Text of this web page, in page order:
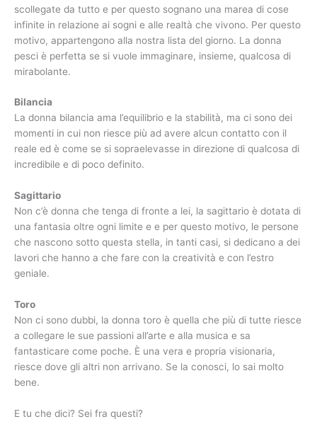
scollegate da tutto e per questo sognano una marea di cose
infinite in relazione ai sogni e alle realtà che vivono. Per questo
motivo, appartengono alla nostra lista del giorno. La donna
pesci è perfetta se si vuole immaginare, insieme, qualcosa di
mirabolante.
Bilancia
La donna bilancia ama l’equilibrio e la stabilità, ma ci sono dei
momenti in cui non riesce più ad avere alcun contatto con il
reale ed è come se si sopraelevasse in direzione di qualcosa di
incredibile e di poco definito.
Sagittario
Non c’è donna che tenga di fronte a lei, la sagittario è dotata di
una fantasia oltre ogni limite e e per questo motivo, le persone
che nascono sotto questa stella, in tanti casi, si dedicano a dei
lavori che hanno a che fare con la creatività e con l’estro
geniale.
Toro
Non ci sono dubbi, la donna toro è quella che più di tutte riesce
a collegare le sue passioni all’arte e alla musica e sa
fantasticare come poche. È una vera e propria visionaria,
riesce dove gli altri non arrivano. Se la conosci, lo sai molto
bene.
E tu che dici? Sei fra questi?